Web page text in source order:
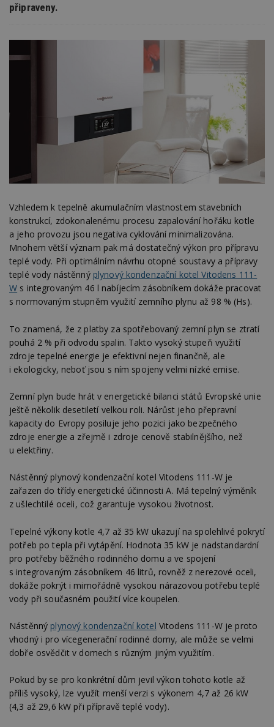
připraveny.
Vzhledem k tepelně akumulačním vlastnostem stavebních
konstrukcí, zdokonalenému procesu zapalování hořáku kotle
a jeho provozu jsou negativa cyklování minimalizována.
Mnohem větší význam pak má dostatečný výkon pro přípravu
teplé vody. Při optimálním návrhu otopné soustavy a přípravy
teplé vody nástěnný plynový kondenzační kotel Vitodens 111-
W s integrovaným 46 l nabíjecím zásobníkem dokáže pracovat
s normovaným stupněm využití zemního plynu až 98 % (Hs).
To znamená, že z platby za spotřebovaný zemní plyn se ztratí
pouhá 2 % při odvodu spalin. Takto vysoký stupeň využití
zdroje tepelné energie je efektivní nejen finančně, ale
i ekologicky, neboť jsou s ním spojeny velmi nízké emise.
Zemní plyn bude hrát v energetické bilanci států Evropské unie
ještě několik desetiletí velkou roli. Nárůst jeho přepravní
kapacity do Evropy posiluje jeho pozici jako bezpečného
zdroje energie a zřejmě i zdroje cenově stabilnějšího, než
u elektřiny.
Nástěnný plynový kondenzační kotel Vitodens 111-W je
zařazen do třídy energetické účinnosti A. Má tepelný výměník
z ušlechtilé oceli, což garantuje vysokou životnost.
Tepelné výkony kotle 4,7 až 35 kW ukazují na spolehlivé pokrytí
potřeb po tepla při vytápění. Hodnota 35 kW je nadstandardní
pro potřeby běžného rodinného domu a ve spojení
s integrovaným zásobníkem 46 litrů, rovněž z nerezové oceli,
dokáže pokrýt i mimořádně vysokou nárazovou potřebu teplé
vody při současném použití více koupelen.
Nástěnný plynový kondenzační kotel Vitodens 111-W je proto
vhodný i pro vícegenerační rodinné domy, ale může se velmi
dobře osvědčit v domech s různým jiným využitím.
Pokud by se pro konkrétní dům jevil výkon tohoto kotle až
příliš vysoký, lze využít menší verzi s výkonem 4,7 až 26 kW
(4,3 až 29,6 kW při přípravě teplé vody).